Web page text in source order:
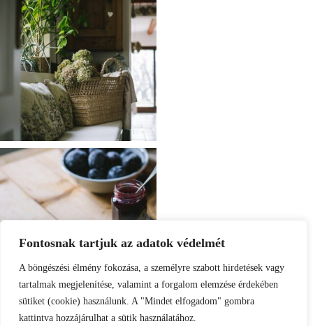
Fontosnak tartjuk az adatok védelmét
A böngészési élmény fokozása, a személyre szabott hirdetések vagy
tartalmak megjelenítése, valamint a forgalom elemzése érdekében
sütiket (cookie) használunk. A "Mindet elfogadom" gombra
kattintva hozzájárulhat a sütik használatához.